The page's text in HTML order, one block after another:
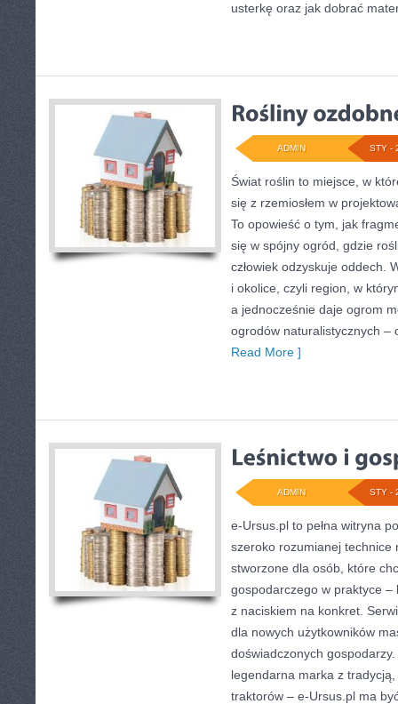
usterkę oraz jak dobrać
STY -
ADMIN
Świat roślin to miejsce, w
się z rzemiosłem w
To opowieść o tym, jak
się w spójny ogród, gdzie
człowiek odzyskuje oddech.
i okolice, czyli region, w
a jednocześnie daje ogrom
ogrodów naturalistycznych –
Read More ]
STY -
ADMIN
e-Ursus.pl to pełna witryna
szeroko rozumianej technice
stworzone dla osób, które
gospodarczego w praktyce
z naciskiem na konkret.
dla nowych użytkowników
doświadczonych
legendarna marka z
traktorów – e-Ursus.pl ma